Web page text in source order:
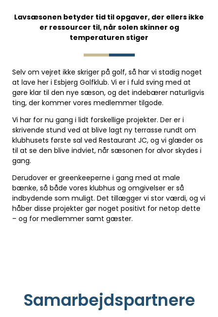
Lavsæsonen betyder tid til opgaver, der ellers ikke
er ressourcer til, når solen skinner og
temperaturen stiger
Selv om vejret ikke skriger på golf, så har vi stadig noget
at lave her i Esbjerg Golfklub. Vi er i fuld sving med at
gøre klar til den nye sæson, og det indebærer naturligvis
ting, der kommer vores medlemmer tilgode.
Vi har for nu gang i lidt forskellige projekter. Der er i
skrivende stund ved at blive lagt ny terrasse rundt om
klubhusets første sal ved Restaurant JC, og vi glæder os
til at se den blive indviet, når sæsonen for alvor skydes i
gang.
Derudover er greenkeeperne i gang med at male
bænke, så både vores klubhus og omgivelser er så
indbydende som muligt. Det tillægger vi stor værdi, og vi
håber disse projekter gør noget positivt for netop dette
– og for medlemmer samt gæster.
Samarbejdspartnere